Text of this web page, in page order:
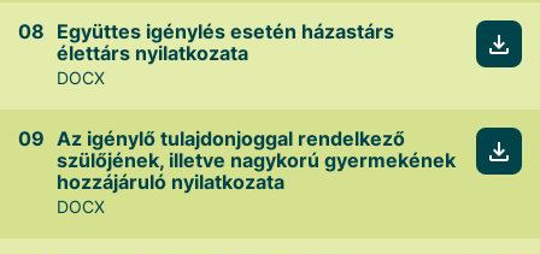
Együttes igénylés esetén házastárs
élettárs nyilatkozata
DOCX
Az igénylő tulajdonjoggal rendelkező
szülőjének, illetve nagykorú gyermekének
hozzájáruló nyilatkozata
DOCX